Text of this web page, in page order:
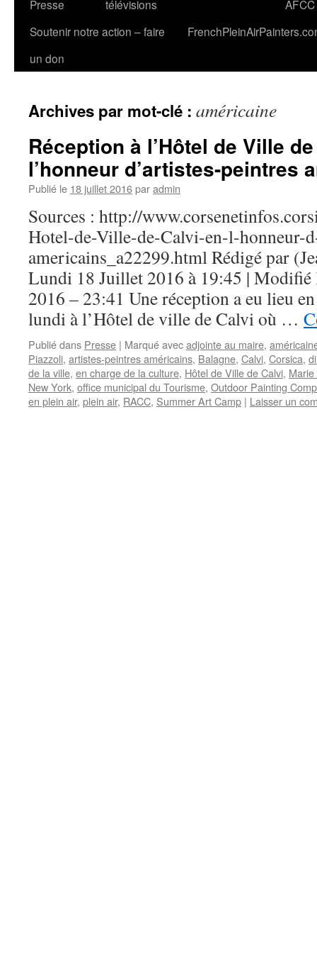
Presse
télévisions
AFCC
Soutenir notre action – faire
un don
Archives par mot-clé : américaine
Réception à l’Hôtel de Ville
l’honneur d’artistes-peintres
Publié le 18 juillet 2016paradmin
Sources : http://
Hotel-de-Ville-de-Calvi-en-l-honneur-
americains_a22299.html Rédigé par
Lundi 18 Juillet 2016 à 19:45 |
2016 – 23:41 Une réception a eu lieu
lundi à l’Hôtel de ville de Calvi où …
Publié dans Presse | Marqué avecadjointe au maire,
Piazzoli, artistes-peintres américains, Balagne, Calvi, Corsica,
de la ville, en charge de la culture, Hôtel de Ville de Calvi,
New York, office municipal du Tourisme, Outdoor Painting
en plein air, plein air, RACC, Summer Art Camp | Laisser un